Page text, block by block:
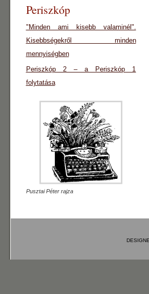
Periszkóp
"Minden ami kisebb valaminél".
Kisebbségekről minden
mennyiségben
Periszkóp 2 – a Periszkóp 1
folytatása
Pusztai Péter rajza